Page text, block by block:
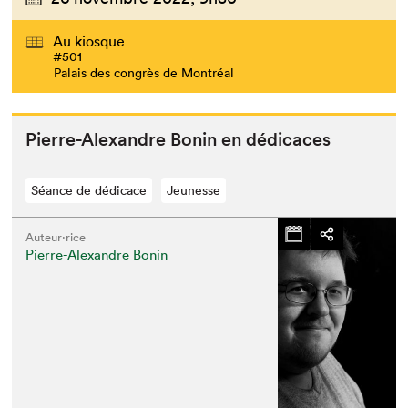
Au kiosque
#501
Palais des congrès de Montréal
Pierre-Alexan­dre Bonin en dédicaces
Séance de dédicace Jeunesse
Auteur·rice
Pierre-Alexandre Bonin